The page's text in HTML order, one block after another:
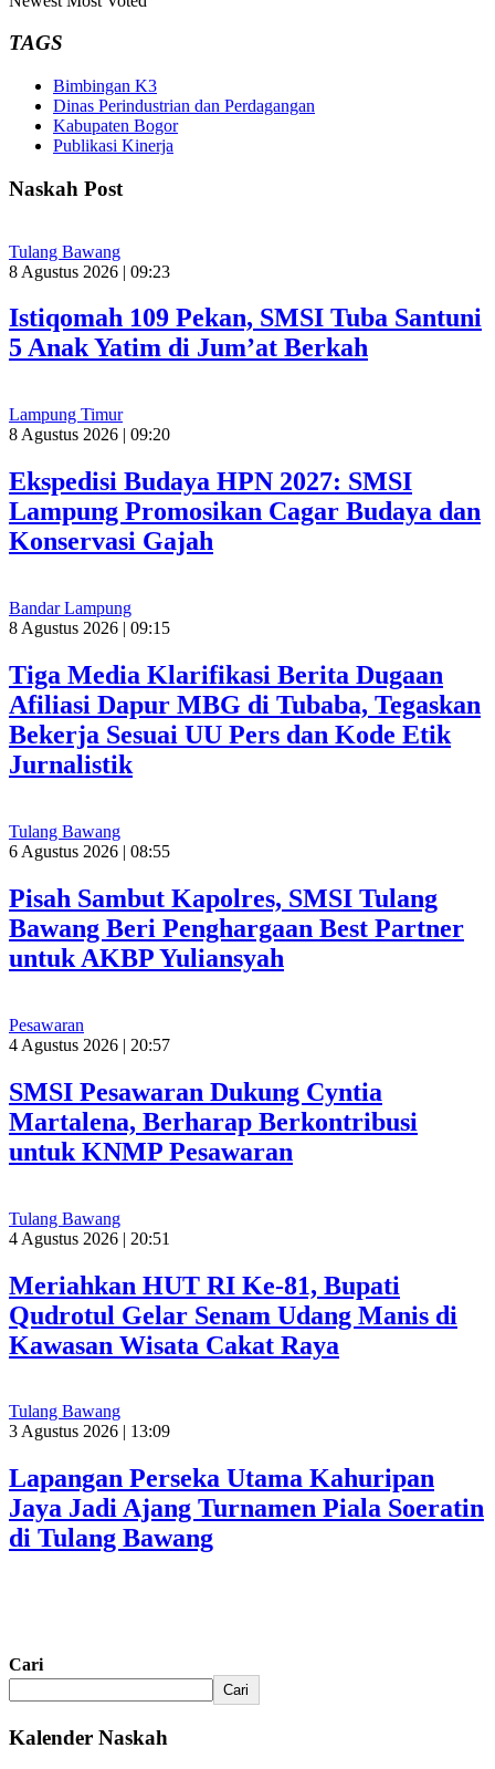
TAGS
Bimbingan K3
Dinas Perindustrian dan Perdagangan
Kabupaten Bogor
Publikasi Kinerja
Naskah Post
Tulang Bawang
8 Agustus 2026 | 09:23
Istiqomah 109 Pekan, SMSI Tuba Santuni
5 Anak Yatim di Jum’at Berkah
Lampung Timur
8 Agustus 2026 | 09:20
Ekspedisi Budaya HPN 2027: SMSI
Lampung Promosikan Cagar Budaya dan
Konservasi Gajah
Bandar Lampung
8 Agustus 2026 | 09:15
Tiga Media Klarifikasi Berita Dugaan
Afiliasi Dapur MBG di Tubaba, Tegaskan
Bekerja Sesuai UU Pers dan Kode Etik
Jurnalistik
Tulang Bawang
6 Agustus 2026 | 08:55
Pisah Sambut Kapolres, SMSI Tulang
Bawang Beri Penghargaan Best Partner
untuk AKBP Yuliansyah
Pesawaran
4 Agustus 2026 | 20:57
SMSI Pesawaran Dukung Cyntia
Martalena, Berharap Berkontribusi
untuk KNMP Pesawaran
Tulang Bawang
4 Agustus 2026 | 20:51
Meriahkan HUT RI Ke-81, Bupati
Qudrotul Gelar Senam Udang Manis di
Kawasan Wisata Cakat Raya
Tulang Bawang
3 Agustus 2026 | 13:09
Lapangan Perseka Utama Kahuripan
Jaya Jadi Ajang Turnamen Piala Soeratin
di Tulang Bawang
Cari
Cari
Kalender Naskah